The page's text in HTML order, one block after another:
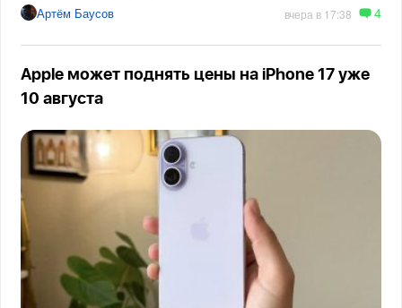
Артём Баусов вчера в 17:38 4
Apple может поднять цены на iPhone 17 уже
10 августа